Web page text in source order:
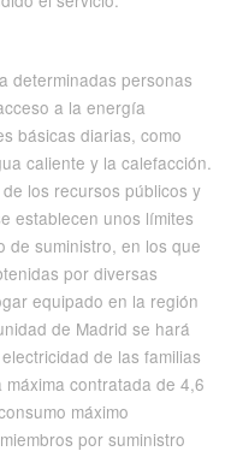
determinadas personas
a la energía
básicas diarias, como
caliente y la calefacción.
los recursos públicos y
establecen unos límites
de suministro, en los que
por diversas
equipado en la región
de Madrid se hará
de las familias
contratada de 4,6
máximo
por suministro